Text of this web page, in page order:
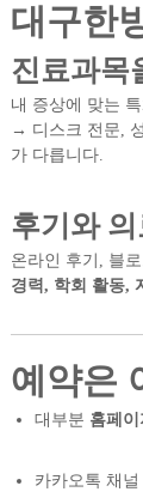
대구한
진료과목
내 증상에 맞는
→ 디스크 전문,
가 다릅니다.
후기와
온라인 후기, 블
경력, 학회 활동,
예약은
대부분 홈페
카카오톡 채